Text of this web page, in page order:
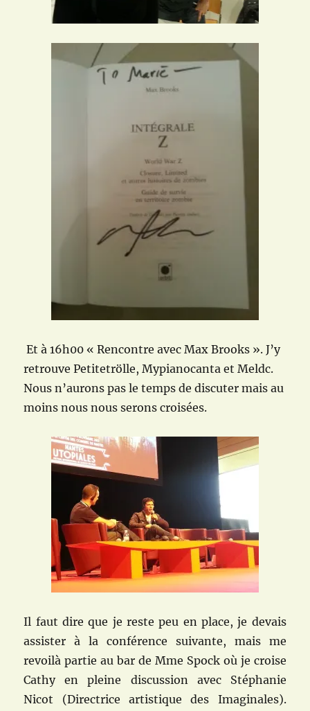
Et à 16h00 « Rencontre avec Max Brooks ». J’y
retrouve Petitetrölle, Mypianocanta et Meldc.
Nous n’aurons pas le temps de discuter mais au
moins nous nous serons croisées.
Il faut dire que je reste peu en place, je devais
assister à la conférence suivante, mais me
revoilà partie au bar de Mme Spock où je croise
Cathy en pleine discussion avec Stéphanie
Nicot (Directrice artistique des Imaginales).